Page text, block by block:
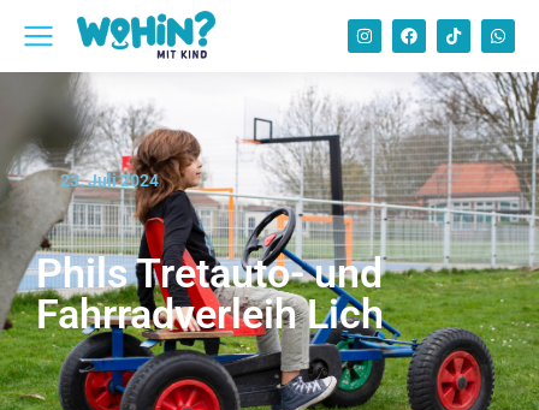
23. Juli 2024
Phils Tretauto- und
Fahrradverleih Lich